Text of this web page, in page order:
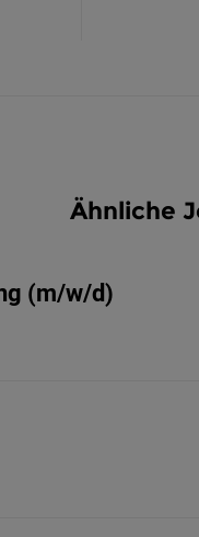
Ähnliche
(m/w/d)